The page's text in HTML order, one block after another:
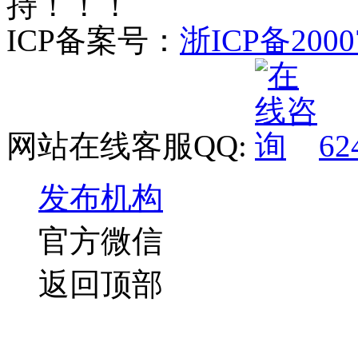
ICP备案号： 浙ICP备
网站在线客服QQ:
发布机构
官方微信
返回顶部